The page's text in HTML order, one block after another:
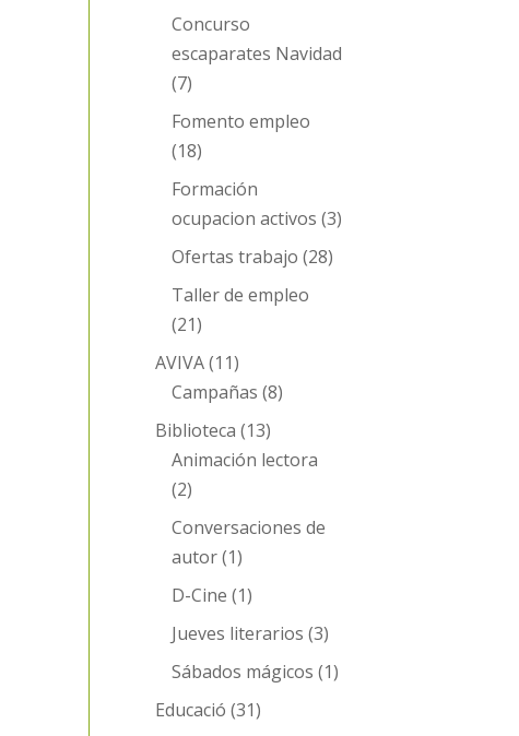
Concurso
escaparates Navidad
(7)
Fomento empleo
(18)
Formación
ocupacion activos (3)
Ofertas trabajo (28)
Taller de empleo
(21)
AVIVA(11)
Campañas (8)
Biblioteca (13)
Animación lectora
(2)
Conversaciones de
autor(1)
D-Cine (1)
Jueves literarios (3)
Sábados mágicos (1)
Educació (31)